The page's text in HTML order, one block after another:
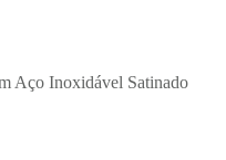
Aço Inoxidável Satinado